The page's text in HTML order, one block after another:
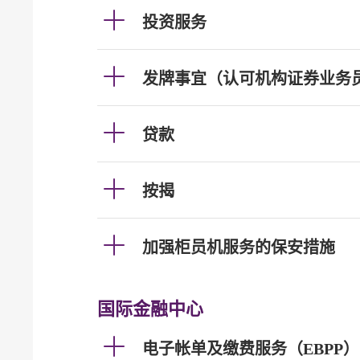
投资服务
发牌事宜（认可机构证券业务
贷款
按揭
加强柜员机服务的保安措施
国际金融中心
电子帐单及缴费服务（EBPP）